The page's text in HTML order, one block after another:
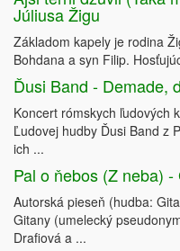
Júliusa Žigu
Základom kapely je rodina
Bohdana a syn Filip.
Ďusi Band - Demade,
Koncert rómskych ľudových
Ľudovej hudby Ďusi Band z
ich ...
Pal o ňebos (Z neba)
Autorská pieseň (hudba:
Gitany (umelecký
Drafiová a ...